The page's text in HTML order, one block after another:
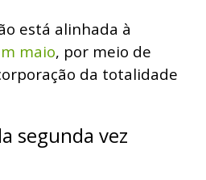
está alinhada à
maio, por meio de
da totalidade
segunda vez